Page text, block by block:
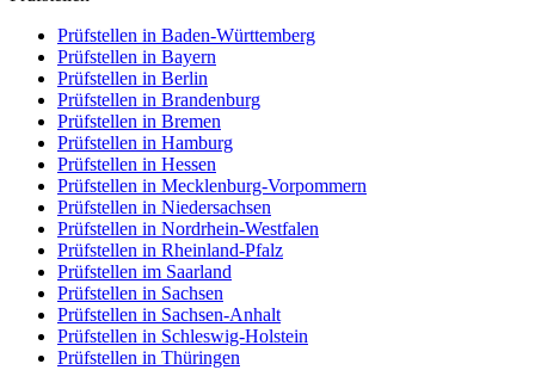
Prüfstellen in Baden-Württemberg
Prüfstellen in Bayern
Prüfstellen in Berlin
Prüfstellen in Brandenburg
Prüfstellen in Bremen
Prüfstellen in Hamburg
Prüfstellen in Hessen
Prüfstellen in Mecklenburg-Vorpommern
Prüfstellen in Niedersachsen
Prüfstellen in Nordrhein-Westfalen
Prüfstellen in Rheinland-Pfalz
Prüfstellen im Saarland
Prüfstellen in Sachsen
Prüfstellen in Sachsen-Anhalt
Prüfstellen in Schleswig-Holstein
Prüfstellen in Thüringen